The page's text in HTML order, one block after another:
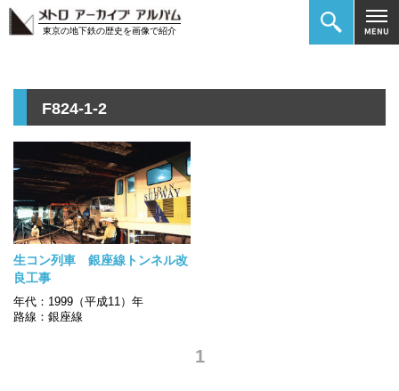
東京の地下鉄の歴史を画像で紹介
F824-1-2
生コン列車 銀座線トンネル改
良工事
年代：1999（平成11）年
路線：銀座線
1